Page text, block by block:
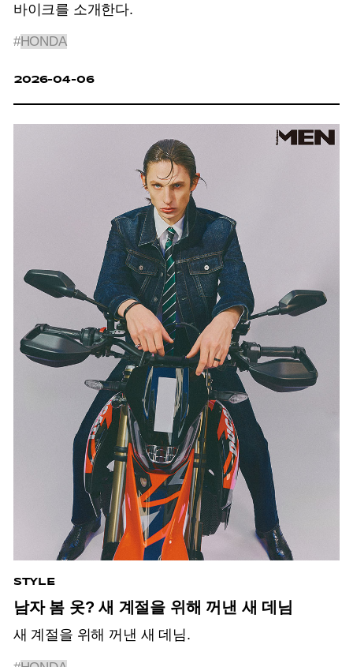
바이크를 소개한다.
#HONDA
2026-04-06
STYLE
남자 봄 옷? 새 계절을 위해 꺼낸 새 데님
새 계절을 위해 꺼낸 새 데님.